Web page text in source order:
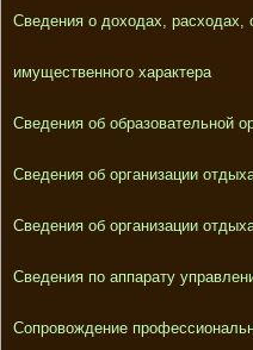
Сведения о доходах, расходах,
имущественного характера
Сведения об образовательной
Сведения об организации
Сведения об организации
Сведения по аппарату
Сопровождение